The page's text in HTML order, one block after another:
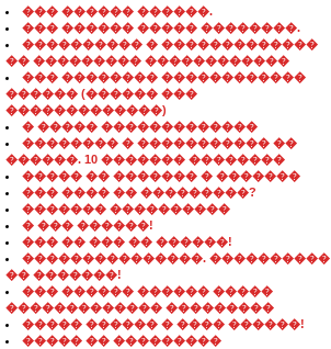
��� ������ ������.
��� ������ ����� ��������.
���������� � �������������
�� ��������� ������������
��� �������� ������������
������ (������ ���
�������������)
� ����� �������������
�������� � ����������� ��
������. 10 ������� ��������
����� �� ������� � �������
��� ���� �� ���������?
������� ����������
� ��� ������!
��� �� ��� �� ������!
���������������. ����������
�� �������!
��� ������ ������ �����
������������� ���������
����� ������ � ���� ������!
����� �� ���������